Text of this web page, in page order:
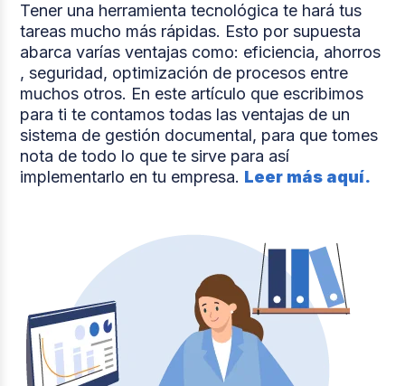
Tener una herramienta tecnológica te hará tus
tareas mucho más rápidas. Esto por supuesta
abarca varías ventajas como: eficiencia, ahorros
, seguridad, optimización de procesos entre
muchos otros. En este artículo que escribimos
para ti te contamos todas las ventajas de un
sistema de gestión documental, para que tomes
nota de todo lo que te sirve para así
implementarlo en tu empresa. Leer más aquí.